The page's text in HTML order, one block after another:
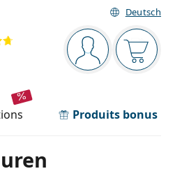
Deutsch
Barre de navigation
Vous êtesVotre
Produits bonus